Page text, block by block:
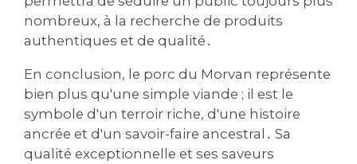
nombreux‚ à la recherche de produits
authentiques et de qualité․
En conclusion‚ le porc du Morvan représente
bien plus qu'une simple viande ; il est le
symbole d'un terroir riche‚ d'une histoire
ancrée et d'un savoir-faire ancestral․ Sa
qualité exceptionnelle et ses saveurs